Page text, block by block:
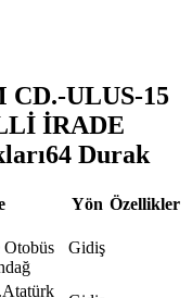
CD.-ULUS-15
İRADE
64 Durak
Yön Özellikler
Otobüs
Gidiş